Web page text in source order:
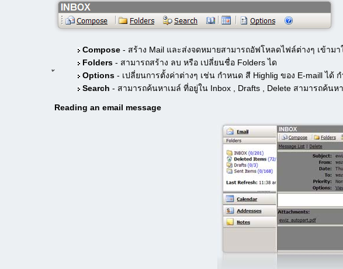
Compose- สร้าง Mail และส่งจดหมายสามารถอัฟโหลดไฟล์ต่างๆ เข้ามา
Folders- สามารถสร้าง ลบ หรือ เปลี่ยนชื่อ Folders ได
Options- เปลี่ยนการตั้งค่าต่างๆ เช่น กำหนด สี Highlig ของ E-maill ได้
Search - สามารถค้นหาเมล์ ที่อยู่ใน Inbox , Drafts , Delete สามารถค้น
Reading an email message